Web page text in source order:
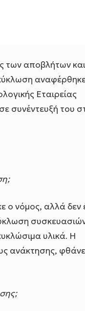
των αποβλήτων και
Εταιρείας
συνέντευξή του
ο νόμος, αλλά δεν
υλικά. Η
ανάκτησης,